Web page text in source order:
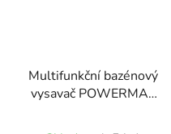
Multifunkční bazénový
vysavač POWERMAT